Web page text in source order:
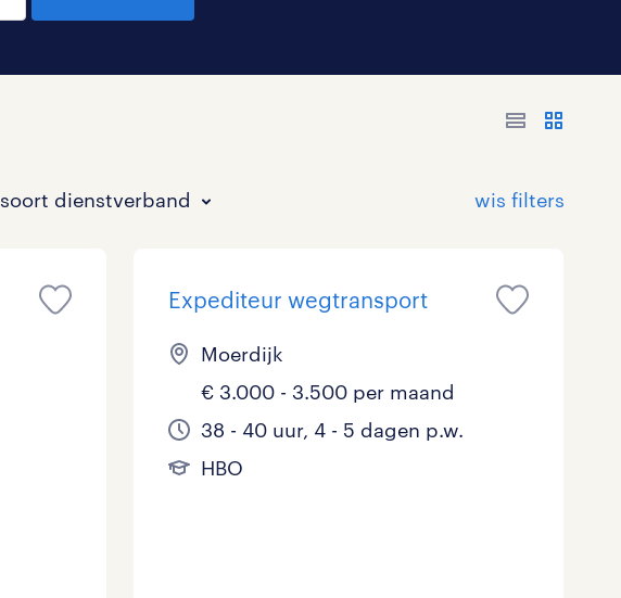
soort dienstverband
Bouw 0
Commercieel / Verkoop
HAVO/VWO 0
MBO
17 - 24 uur 0
37 - 40+ uur
Tijdelijk met uitzicht op vast 2
Expediteur wegtransport
Moerdijk
€ 3.000 - 3.500 per maand
38 - 40 uur, 4 - 5 dagen p.w.
HBO